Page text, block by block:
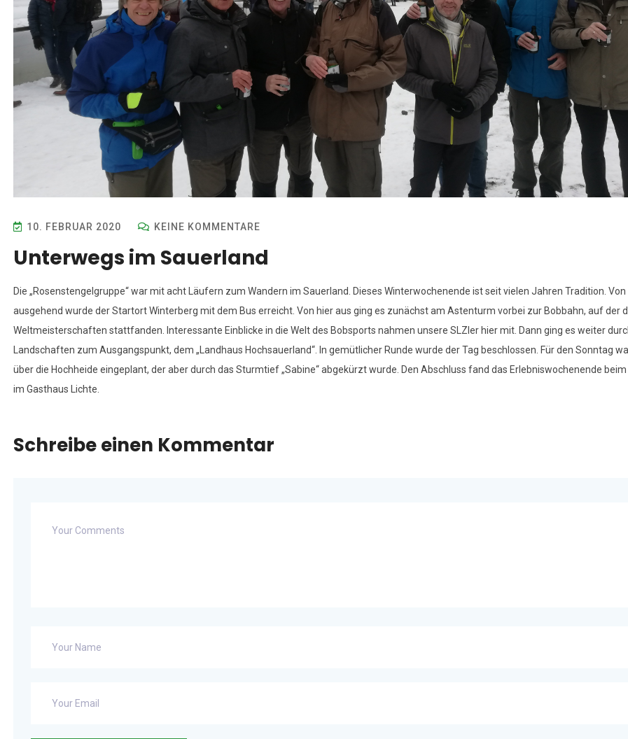
10. FEBRUAR 2020 KEINE KOMMENTARE
Unterwegs im Sauerland
Die „Rosenstengelgruppe“ war mit acht Läufern zum Wandern im Sauerland. Dieses Winterwochenende ist seit vielen Jahren Tradition.
ausgehend wurde der Startort Winterberg mit dem Bus erreicht. Von hier aus ging es zunächst am Astenturm vorbei zur Bobbahn, auf der
Weltmeisterschaften stattfanden. Interessante Einblicke in die Welt des Bobsports nahmen unsere SLZler hier mit. Dann ging es weiter
Landschaften zum Ausgangspunkt, dem „Landhaus Hochsauerland“. In gemütlicher Runde wurde der Tag beschlossen. Für den Sonntag
über die Hochheide eingeplant, der aber durch das Sturmtief „Sabine“ abgekürzt wurde. Den Abschluss fand das Erlebniswochenende
im Gasthaus Lichte.
Schreibe einen Kommentar